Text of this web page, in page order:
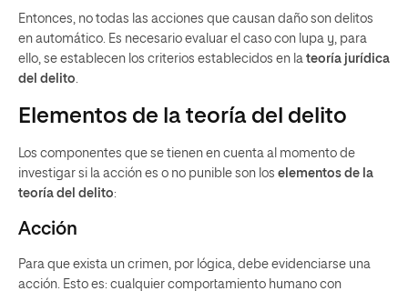
Entonces, no todas las acciones que causan daño son delitos
en automático. Es necesario evaluar el caso con lupa y, para
ello, se establecen los criterios establecidos en la teoría jurídica
del delito
Elementos de la teoría del delito
Los componentes que se tienen en cuenta al momento de
investigar si la acción es o no punible son los elementos de la
teoría del delito:
Acción
Para que exista un crimen, por lógica, debe evidenciarse una
acción. Esto es: cualquier comportamiento humano con